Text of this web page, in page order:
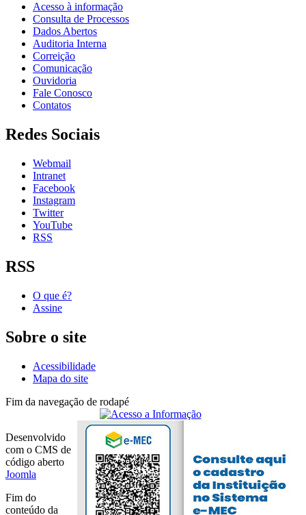
Acesso à informação
Consulta de Processos
Dados Abertos
Auditoria Interna
Correição
Comunicação
Ouvidoria
Fale Conosco
Contatos
Redes Sociais
Webmail
Intranet
Facebook
Instagram
Twitter
YouTube
RSS
RSS
O que é?
Assine
Sobre o site
Acessibilidade
Mapa do site
Fim da navegação de rodapé
Desenvolvido
com o CMS de
código aberto
Joomla
Fim do
conteúdo da